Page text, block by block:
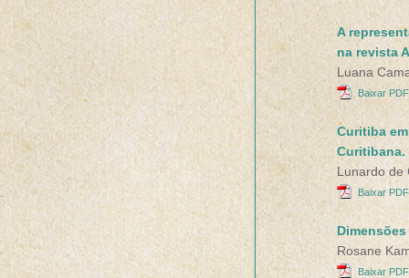
A
na revista
Luana
Baixar
Curitiba
Curitibana.
Lunardo de
Baixar
Rosane
Baixar